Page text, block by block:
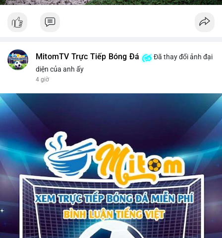
MitomTV Trực Tiếp Bóng Đá
Đã thay đổi ảnh đại
diện của anh ấy
4 giờ